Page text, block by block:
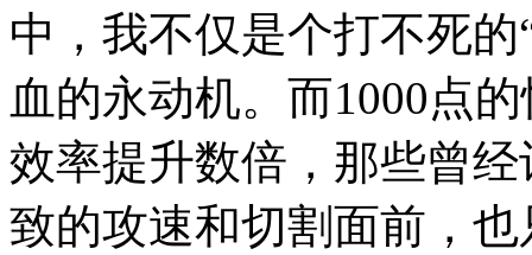
中，我不仅是个打不死
血的永动机。而1000点
效率提升数倍，那些曾
致的攻速和切割面前，